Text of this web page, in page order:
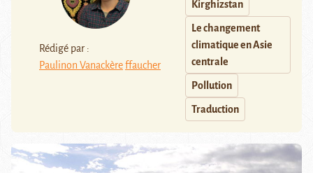
Rédigé par :
Paulinon Vanackèreffaucher
Kirghizstan
Le changement
climatique en Asie
centrale
Pollution
Traduction